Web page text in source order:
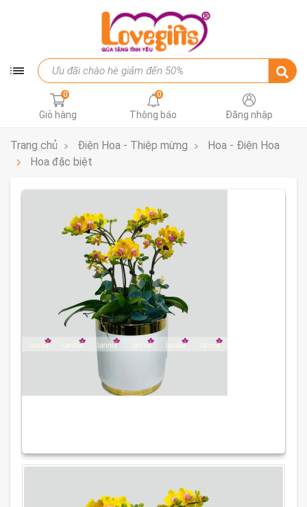
0
Giỏ hàng
0
Thông báo Đăng nhập
Trang chủ Điện Hoa - Thiệp mừng
Hoa - Điện Hoa
Hoa đặc biệt